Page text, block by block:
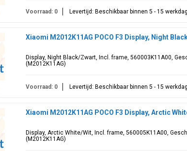
Voorraad: 0 Levertijd: Beschikbaar binnen 5 - 15
Xiaomi M2012K11AG POCO F3 Display, Night
Display, Night Black/Zwart, Incl. frame, 560003K11A00,
(M2012K11AG)
Voorraad: 0 Levertijd: Beschikbaar binnen 5 - 15
Xiaomi M2012K11AG POCO F3 Display, Arctic
Display, Arctic White/Wit, Incl. frame, 560005K11A00,
(M2012K11AG)